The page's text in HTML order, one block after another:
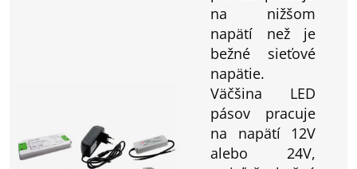
na nižšom
napätí než je
bežné sieťové
napätie.
Väčšina LED
pásov pracuje
na napätí 12V
alebo 24V,